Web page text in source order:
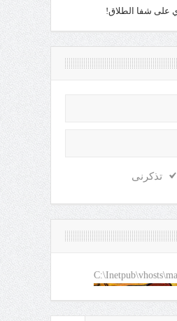
على شفا الطلاق!
تذكرنى